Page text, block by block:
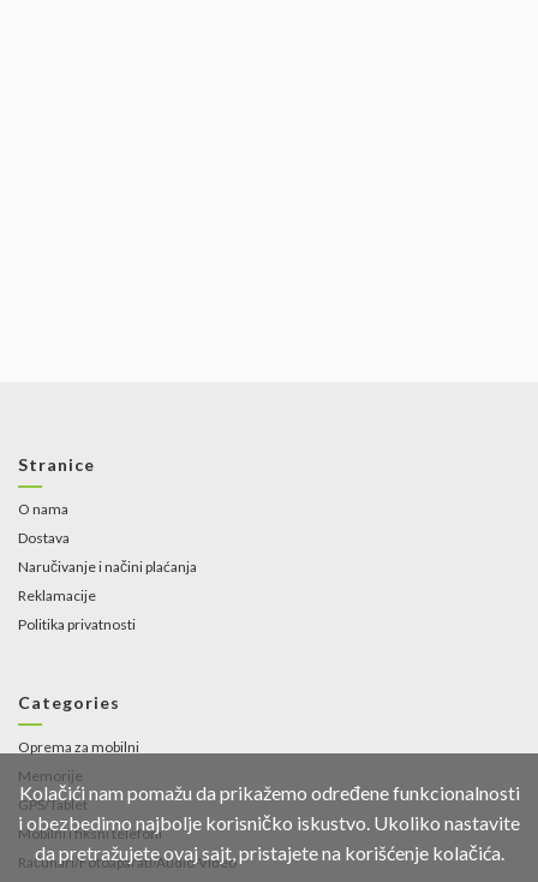
Stranice
O nama
Dostava
Naručivanje i načini plaćanja
Reklamacije
Politika privatnosti
Categories
Oprema za mobilni
Memorije
GPS/Tablet
Mobilni i fiksni telefoni
Računari/Fotoaparati/Audio-Video
Kolačići nam pomažu da prikažemo određene funkcionalnosti
i obezbedimo najbolje korisničko iskustvo. Ukoliko nastavite
da pretražujete ovaj sajt, pristajete na korišćenje kolačića.